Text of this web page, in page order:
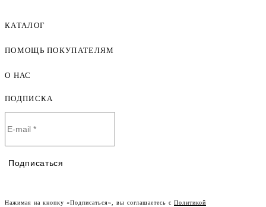
КАТАЛОГ
Женская одежда оптом
ПОМОЩЬ ПОКУПАТЕЛЯМ
Как оформить заказ
Оплата и доставка
Договор-оферта
Условия сотрудничества
О НАС
Lookbook
ПОДПИСКА
Подписаться
Нажимая на кнопку «Подписаться», вы соглашаетесь с Политикой